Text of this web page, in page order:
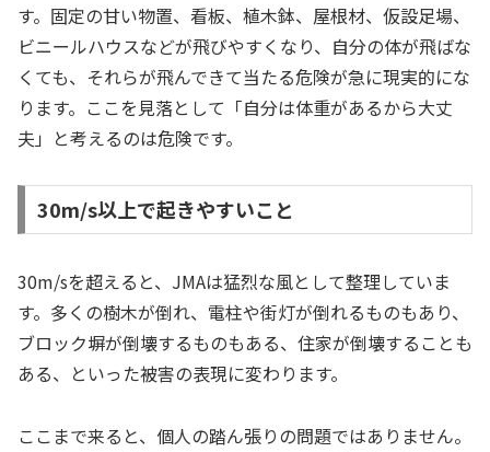
す。固定の甘い物置、看板、植木鉢、屋根材、仮設足場、
ビニールハウスなどが飛びやすくなり、自分の体が飛ばな
くても、それらが飛んできて当たる危険が急に現実的にな
ります。ここを見落として「自分は体重があるから大丈
夫」と考えるのは危険です。
30m/s以上で起きやすいこと
30m/sを超えると、JMAは猛烈な風として整理していま
す。多くの樹木が倒れ、電柱や街灯が倒れるものもあり、
ブロック塀が倒壊するものもある、住家が倒壊することも
ある、といった被害の表現に変わります。
ここまで来ると、個人の踏ん張りの問題ではありません。